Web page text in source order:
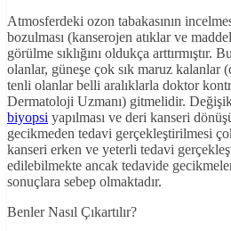
Atmosferdeki ozon tabakasının
bozulması (kanserojen atıklar ve
görülme sıklığını oldukça arttırmıştır.
olanlar, güneşe çok sık maruz kalanlar
tenli olanlar belli aralıklarla doktor
Dermatoloji Uzmanı) gitmelidir.
biyopsi yapılması ve deri kanseri
gecikmeden tedavi gerçekleştirilmesi
kanseri erken ve yeterli tedavi
edilebilmekte ancak tedavide
sonuçlara sebep olmaktadır.
Benler Nasıl Çıkartılır?